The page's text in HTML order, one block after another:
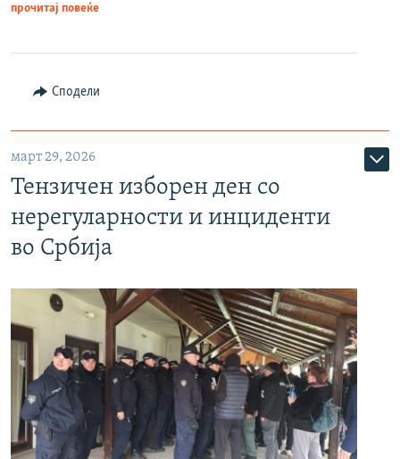
прочитај повеќе
Сподели
март 29, 2026
Тензичен изборен ден со
нерегуларности и инциденти
во Србија